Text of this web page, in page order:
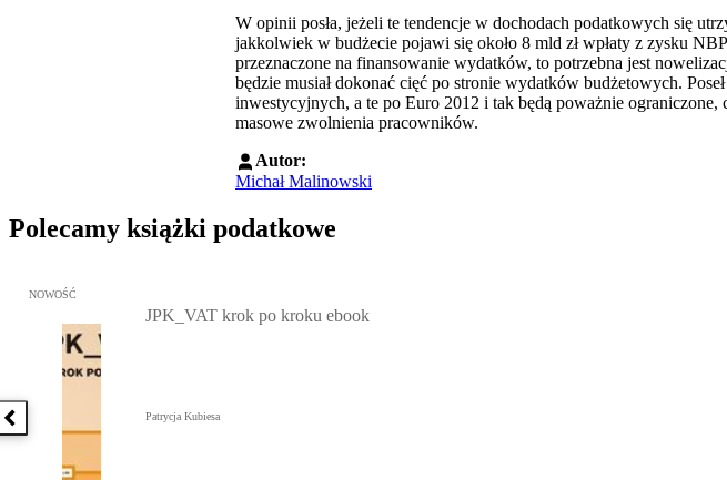
W opinii posła, jeżeli te tendencje w dochodach podatkowych się
jakkolwiek w budżecie pojawi się około 8 mld zł wpłaty z zysku
przeznaczone na finansowanie wydatków, to potrzebna jest
będzie musiał dokonać cięć po stronie wydatków budżetowych.
inwestycyjnych, a te po Euro 2012 i tak będą poważnie
masowe zwolnienia pracowników.
Autor:
Michał Malinowski
Polecamy książki podatkowe
Poprzednia książka
Przejdź do: JPK_VAT krok po kroku ebook, Patrycja Kubiesa - otwiera się w nowym oknie
NOWOŚĆ
JPK_VAT krok po kroku ebook
Patrycja Kubiesa